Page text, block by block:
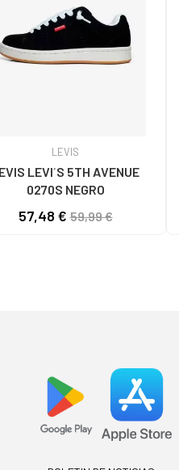
LEVIS
LEVI´S 5TH AVENUE
0270S NEGRO
57,48 €59,99 €